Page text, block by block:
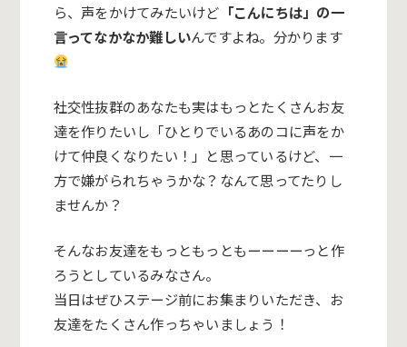
ら、声をかけてみたいけど 「こんにちは」の一
言ってなかなか難しいんですよね。分かります
社交性抜群のあなたも実はもっとたくさんお友
達を作りたいし「ひとりでいるあのコに声をか
けて仲良くなりたい！」と思っているけど、一
方で嫌がられちゃうかな？なんて思ってたりし
ませんか？
そんなお友達をもっともっともーーーーっと作
ろうとしているみなさん。
当日はぜひステージ前にお集まりいただき、お
友達をたくさん作っちゃいましょう！